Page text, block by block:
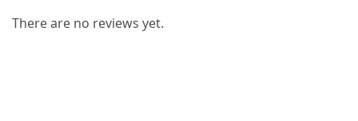
There are no reviews yet.